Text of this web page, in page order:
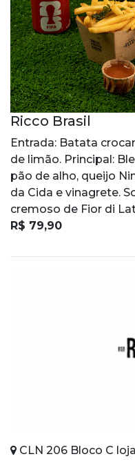
Ricco Brasil
Entrada: Batata
de limão. Principal:
pão de alho, queijo
da Cida e vinagrete.
cremoso de Fior di
R$ 79,90
CLN 206 Bloco C